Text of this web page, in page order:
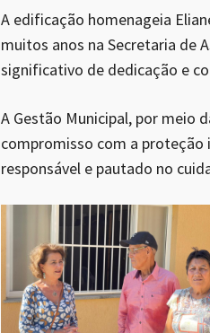
A edificação homenageia
muitos anos na Secretaria de
significativo de dedicação e
A Gestão Municipal, por meio
compromisso com a
responsável e pautado no